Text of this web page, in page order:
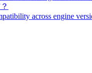
across engine